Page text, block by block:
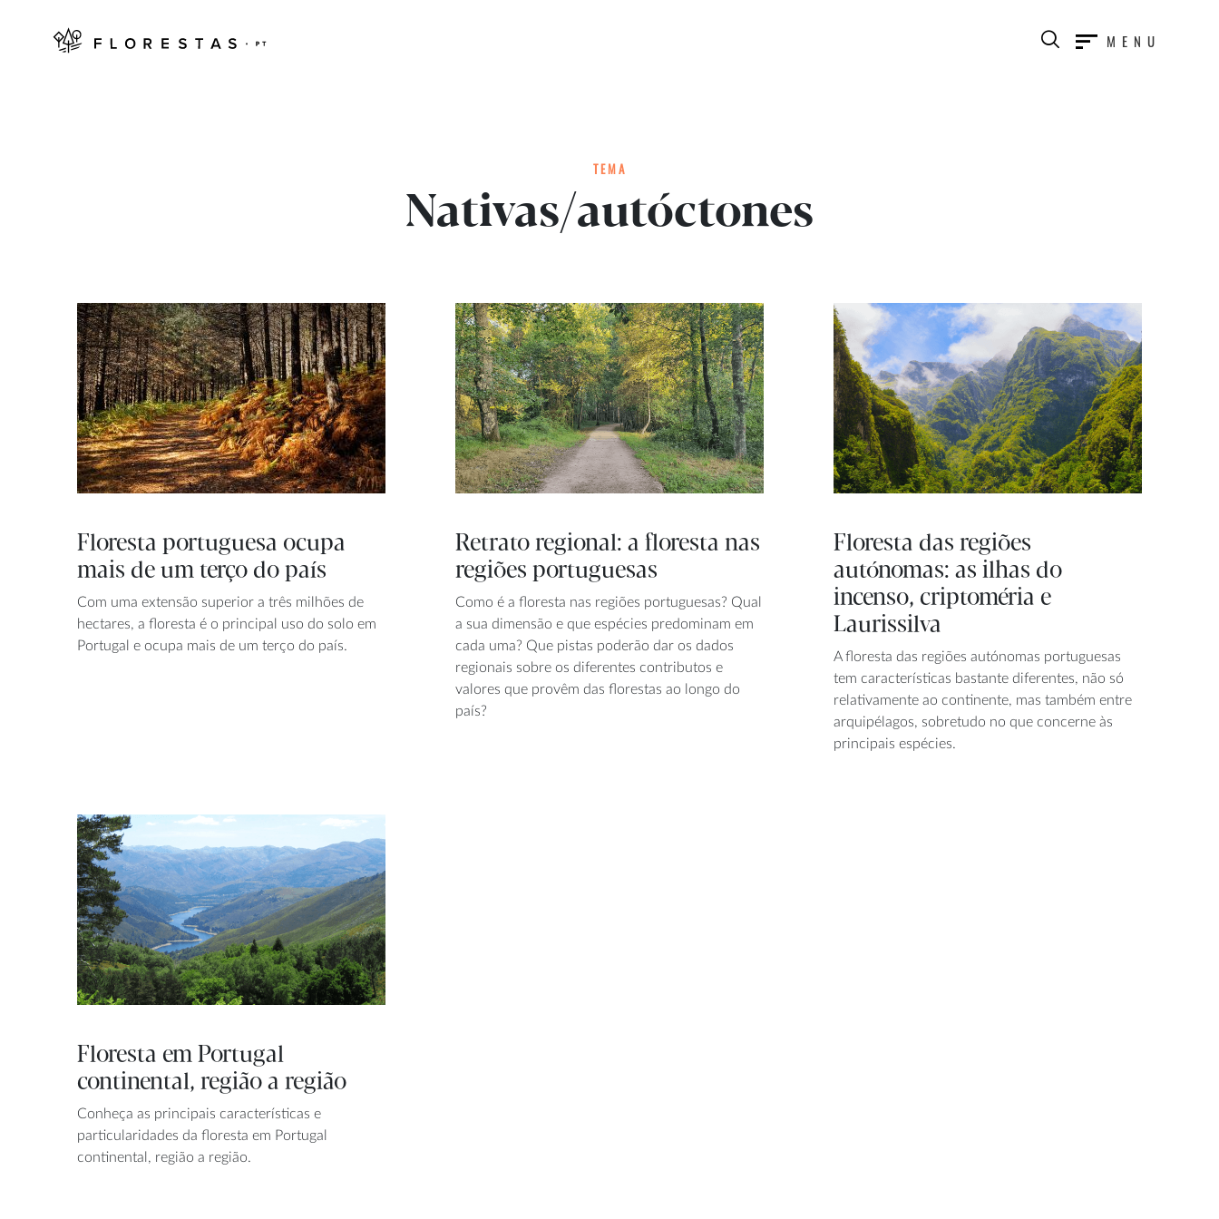
MENU
TEMA
Nativas/autóctones
Floresta portuguesa ocupa
mais de um terço do país
Com uma extensão superior a três milhões de
hectares, a floresta é o principal uso do solo em
Portugal e ocupa mais de um terço do país.
Retrato regional: a floresta nas
regiões portuguesas
Como é a floresta nas regiões portuguesas? Qual
a sua dimensão e que espécies predominam em
cada uma? Que pistas poderão dar os dados
regionais sobre os diferentes contributos e
valores que provêm das florestas ao longo do
país?
Floresta das regiões
autónomas: as ilhas do
incenso, criptoméria e
Laurissilva
A floresta das regiões autónomas portuguesas
tem características bastante diferentes, não só
relativamente ao continente, mas também entre
arquipélagos, sobretudo no que concerne às
principais espécies.
Floresta em Portugal
continental, região a região
Conheça as principais características e
particularidades da floresta em Portugal
continental, região a região.